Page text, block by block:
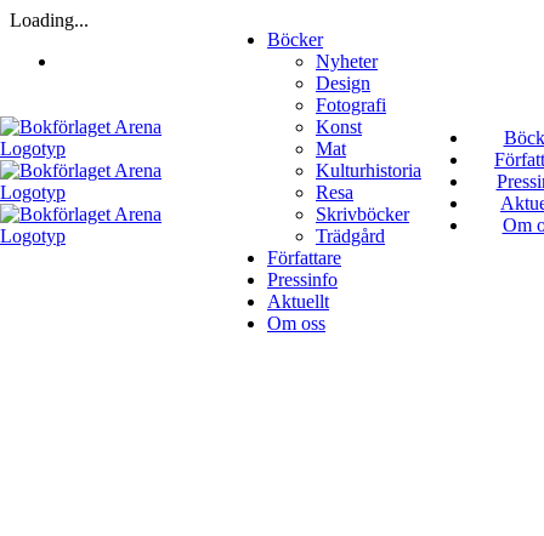
Fortsätt
innehållet
Böcker
Nyheter
Design
Fotografi
Konst
Mat
Kulturhistoria
Resa
Skrivböcker
Trädgård
Författare
Pressinfo
Aktuellt
Om oss
Om
Loading...